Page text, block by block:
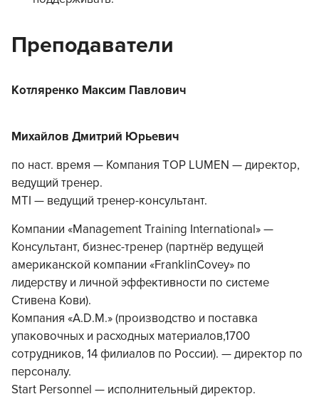
Преподаватели
Котляренко Максим Павлович
Михайлов Дмитрий Юрьевич
по наст. время — Компания TOP LUMEN — директор,
ведущий тренер.
MTI — ведущий тренер-консультант.
Компании «Management Training International» —
Консультант, бизнес-тренер (партнёр ведущей
американской компании «FranklinCovey» по
лидерству и личной эффективности по системе
Стивена Кови).
Компания «A.D.M.» (производство и поставка
упаковочных и расходных материалов,1700
сотрудников, 14 филиалов по России). — директор по
персоналу.
Start Personnel — исполнительный директор.